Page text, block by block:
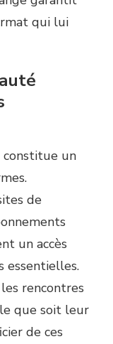
qui lui
constitue un
de
un accès
essentielles.
rencontres
que soit leur
de ces